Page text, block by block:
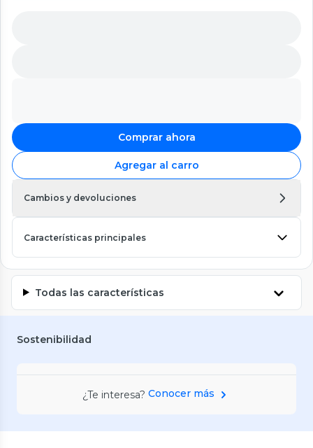
Comprar ahora
Agregar al carro
Cambios y devoluciones
Características principales
Todas las características
Sostenibilidad
¿Te interesa? Conocer más